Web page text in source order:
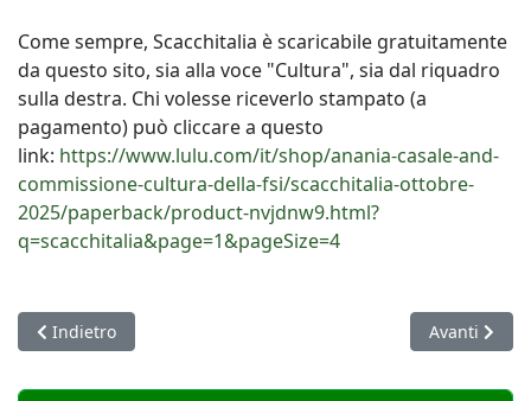
Come sempre, Scacchitalia è scaricabile gratuitamente
da questo sito, sia alla voce "Cultura", sia dal riquadro
sulla destra. Chi volesse riceverlo stampato (a
pagamento) può cliccare a questo
link: https://www.lulu.com/it/shop/anania-casale-and-
commissione-cultura-della-fsi/scacchitalia-ottobre-
2025/paperback/product-nvjdnw9.html?
q=scacchitalia&page=1&pageSize=4
Articolo precedente: "Donna & scacchi" un corso di
Indietro Articolo
Avanti